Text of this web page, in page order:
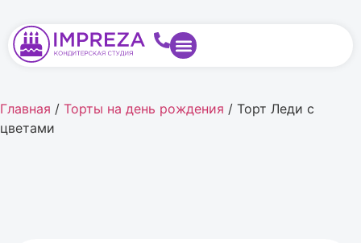
Главная / Торты на день рождения / Торт Леди с
цветами